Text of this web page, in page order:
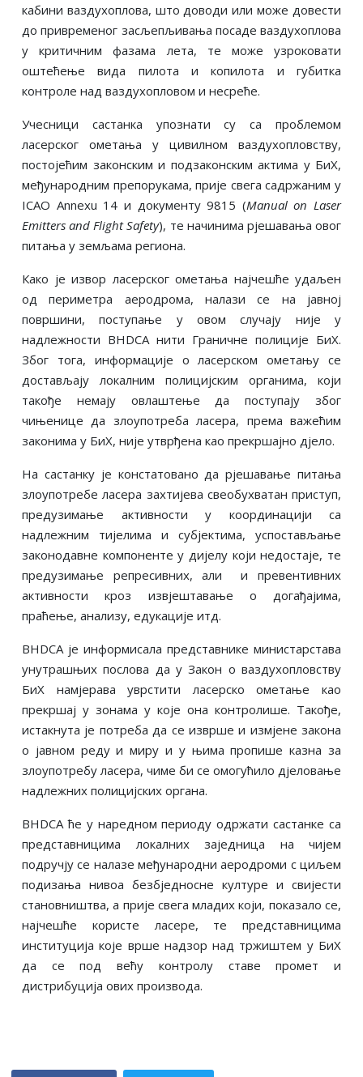
кабини ваздухоплова, што доводи или може довести
до привременог засљепљивања посаде ваздухоплова
у критичним фазама лета, те може узроковати
оштећење вида пилота и копилота и губитка
контроле над ваздухопловом и несреће.
Учесници састанка упознати су са проблемом
ласерског ометања у цивилном ваздухопловству,
постојећим законским и подзаконским актима у БиХ,
међународним препорукама, прије свега садржаним у
ICAO Annexu 14 и документу 9815 (Manual on Laser
Emitters and Flight Safety), те начинима рјешавања овог
питања у земљама региона.
Како је извор ласерског ометања најчешће удаљен
од периметра аеродрома, налази се на јавној
површини, поступање у овом случају није у
надлежности BHDCA нити Граничне полиције БиХ.
Због тога, информације о ласерском ометању се
достављају локалним полицијским органима, који
такође немају овлаштење да поступају због
чињенице да злоупотреба ласера, према важећим
законима у БиХ, није утврђена као прекршајно дјело.
На састанку је констатовано да рјешавање питања
злоупотребе ласера захтијева свеобухватан приступ,
предузимање активности у координацији са
надлежним тијелима и субјектима, успостављање
законодавне компоненте у дијелу који недостаје, те
предузимање репресивних, али и превентивних
активности кроз извјештавање о догађајима,
праћење, анализу, едукације итд.
BHDCA је информисала представнике министарстава
унутрашњих послова да у Закон о ваздухопловству
БиХ намјерава уврстити ласерско ометање као
прекршај у зонама у које она контролише. Такође,
истакнута је потреба да се изврше и измјене закона
о јавном реду и миру и у њима пропише казна за
злоупотребу ласера, чиме би се омогућило дјеловање
надлежних полицијских органа.
BHDCA ће у наредном периоду одржати састанке са
представницима локалних заједница на чијем
подручју се налазе међународни аеродроми с циљем
подизања нивоа безбједносне културе и свијести
становништва, а прије свега младих који, показало се,
најчешће користе ласере, те представницима
институција које врше надзор над тржиштем у БиХ
да се под већу контролу ставе промет и
дистрибуција ових производа.